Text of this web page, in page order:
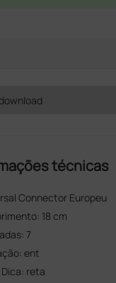
técnicas
Connector Europeu
18 cm
7
ent
reta